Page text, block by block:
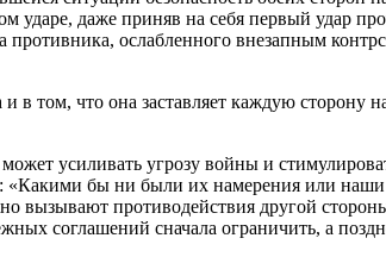
ударе, даже приняв на себя первый удар
противника, ослабленного внезапным
том, что она заставляет каждую сторону
усиливать угрозу войны и
бы ни были их намерения или наши
вызывают противодействия другой
соглашений сначала ограничить, а